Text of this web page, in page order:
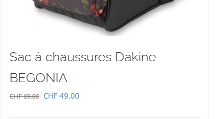
Sac à chaussures Dakine
BEGONIA
CHF69.00 Le
CHF 49.00